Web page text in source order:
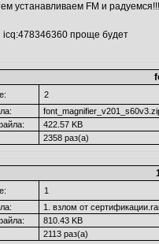
устанавливаем FM и
icq:478346360 проще будет
2
422.57 KB
2358 раз(а)
1
1. взлом от
810.43 KB
2113 раз(а)